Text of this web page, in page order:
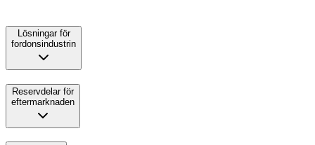
Lösningar för
fordonsindustrin
Reservdelar för
eftermarknaden